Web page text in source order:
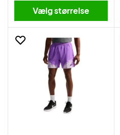
Vælg størrelse